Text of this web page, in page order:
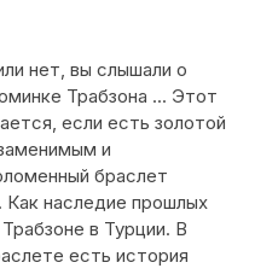
нет, вы слышали о
Трабзона ... Этот
если есть золотой
и
браслет
Как наследие прошлых
в Турции. В
есть история